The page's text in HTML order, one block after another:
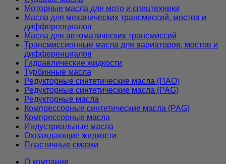
Моторные масла для мото и спецтехники
Масла для механических трансмиссий, мостов и
дифференциалов
Масла для автоматических трансмиссий
Трансмиссионные масла для вариаторов, мостов и
дифференциалов
Гидравлические жидкости
Турбинные масла
Редукторные синтетические масла (ПАО)
Редукторные синтетические масла (PAG)
Редукторные масла
Компрессорные синтетические масла (PAG)
Компрессорные масла
Индустриальные масла
Охлаждающие жидкости
Пластичные смазки
О компании